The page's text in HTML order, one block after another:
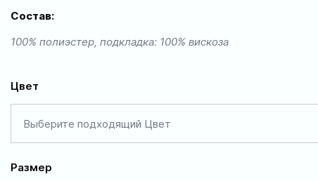
Состав:
100% полиэстер, подкладка: 100% вискоза
Цвет
Выберите подходящий Цвет
Размер